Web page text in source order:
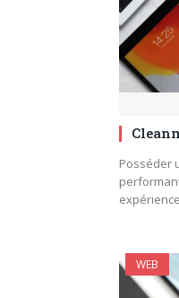
Posséder
WEB